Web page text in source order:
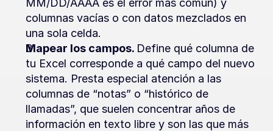
MM/DD/AAAA es el error más común) y
columnas vacías o con datos mezclados en
una sola celda.
Mapear los campos. Define qué columna de
tu Excel corresponde a qué campo del nuevo
sistema. Presta especial atención a las
columnas de “notas” o “histórico de
llamadas”, que suelen concentrar años de
información en texto libre y son las que más